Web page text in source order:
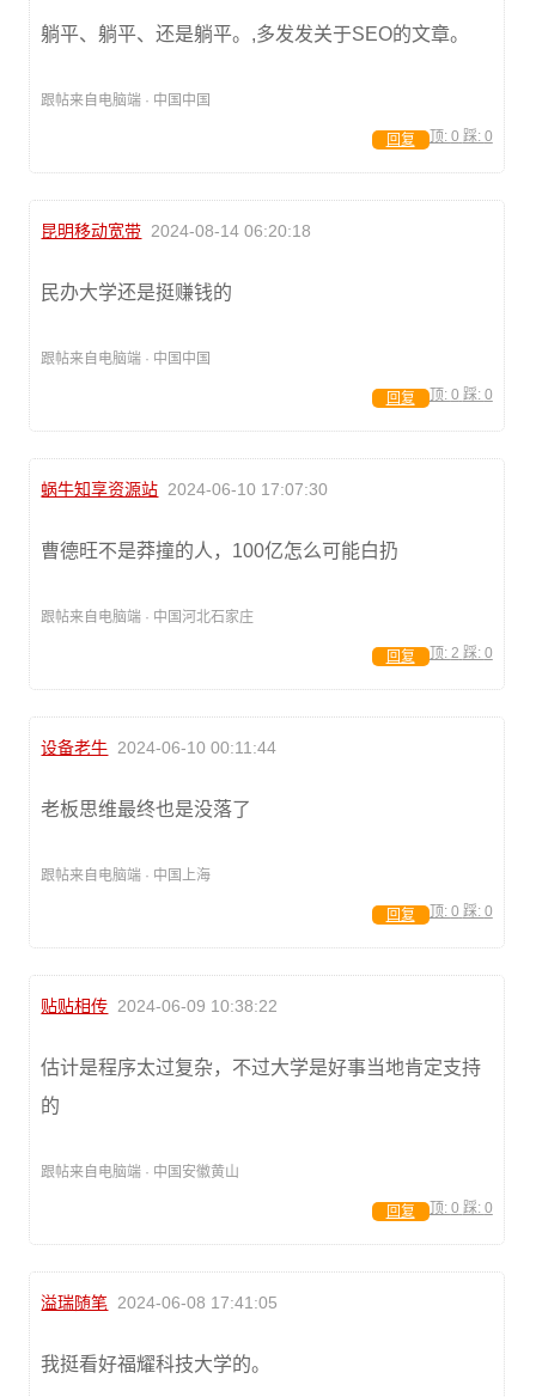
躺平、躺平、还是躺平。,多发发关于SEO的文章。
跟帖来自电脑端 · 中国中国
顶: 0 踩: 0
回复
昆明移动宽带 2024-08-14 06:20:18
民办大学还是挺赚钱的
跟帖来自电脑端 · 中国中国
顶: 0 踩: 0
回复
蜗牛知享资源站 2024-06-10 17:07:30
曹德旺不是莽撞的人，100亿怎么可能白扔
跟帖来自电脑端 · 中国河北石家庄
顶: 2 踩: 0
回复
设备老牛 2024-06-10 00:11:44
老板思维最终也是没落了
跟帖来自电脑端 · 中国上海
顶: 0 踩: 0
回复
贴贴相传 2024-06-09 10:38:22
估计是程序太过复杂，不过大学是好事当地肯定支持
的
跟帖来自电脑端 · 中国安徽黄山
顶: 0 踩: 0
回复
溢瑞随笔 2024-06-08 17:41:05
我挺看好福耀科技大学的。